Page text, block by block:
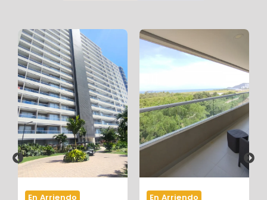
En Arriendo En Arriendo